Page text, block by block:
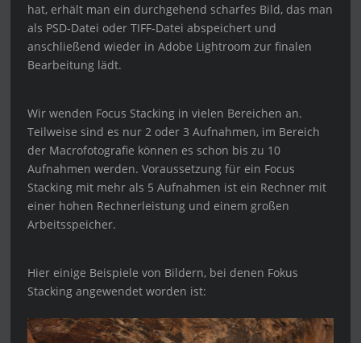
hat, erhält man ein durchgehend scharfes Bild, das man
als PSD-Datei oder TIFF-Datei abspeichert und
anschließend wieder in Adobe Lightroom zur finalen
Bearbeitung lädt.
Wir wenden Focus Stacking in vielen Bereichen an.
Teilweise sind es nur 2 oder 3 Aufnahmen, im Bereich
der Macrofotografie können es schon bis zu 10
Aufnahmen werden. Voraussetzung für ein Focus
Stacking mit mehr als 5 Aufnahmen ist ein Rechner mit
einer hohen Rechnerleistung und einem großen
Arbeitsspeicher.
Hier einige Beispiele von Bildern, bei denen Fokus
Stacking angewendet worden ist: